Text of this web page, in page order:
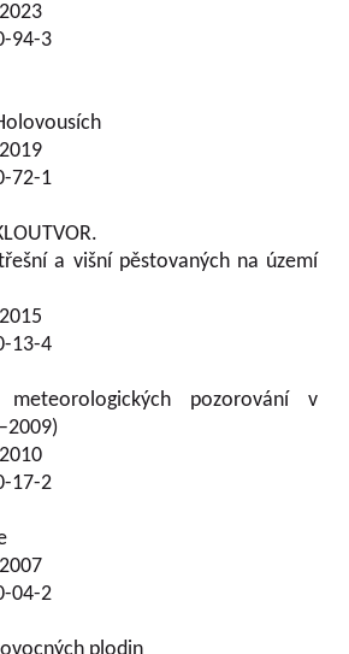
94-3
72-1
a višní pěstovaných na území
13-4
pozorování v
17-2
04-2